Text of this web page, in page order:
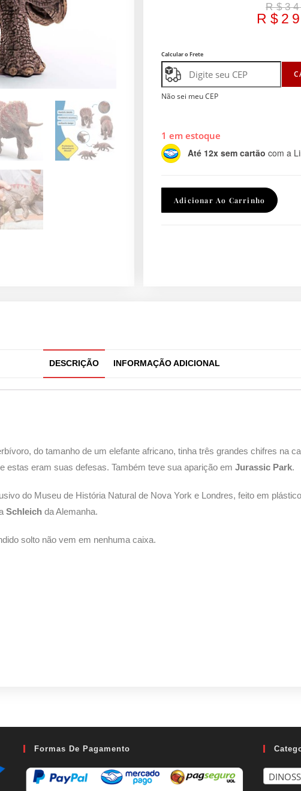
R$
R$
Calcular o Frete
Não sei meu CEP
1 em estoque
Até 12x sem cartão com a
Adicionar Ao Carrinho
DESCRIÇÃO INFORMAÇÃO ADICIONAL
do tamanho de um elefante africano, tinha três grandes chifres na
estas eram suas defesas. Também teve sua aparição emJurassic Park.
do Museu de História Natural de Nova York e Londres, feito em
Schleich da Alemanha.
solto não vem em nenhuma caixa.
Formas De Pagamento